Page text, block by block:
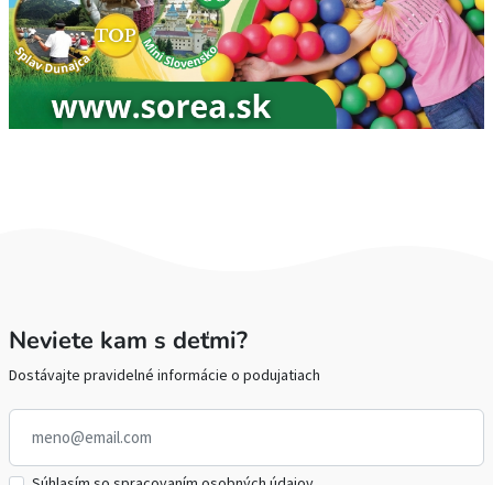
Neviete kam s deťmi?
Dostávajte pravidelné informácie o podujatiach